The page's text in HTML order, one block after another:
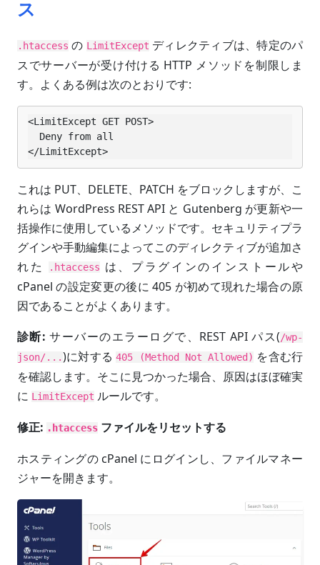
ス
.htaccess の LimitExceptディレクティブは、特定のパ
スでサーバーが受け付ける HTTP メソッドを制限しま
す。よくある例は次のとおりです:
<LimitExcept GET POST>
</LimitExcept>
これは PUT、DELETE、PATCH をブロックしますが、こ
れらは WordPress REST API と Gutenberg が更新や一
括操作に使用しているメソッドです。セキュリティプラ
グインや手動編集によってこのディレクティブが追加さ
れた
.htaccess は、プラグインのインストールや
cPanel の設定変更の後に 405 が初めて現れた場合の原
因であることがよくあります。
診断: サーバーのエラーログで、REST API パス(/wp-
json/...)に対する405 (Method Not Allowed) を含む行
を確認します。そこに見つかった場合、原因はほぼ確実
に LimitExcept ルールです。
修正: .htaccess ファイルをリセットする
ホスティングの cPanel にログインし、ファイルマネー
ジャーを開きます。